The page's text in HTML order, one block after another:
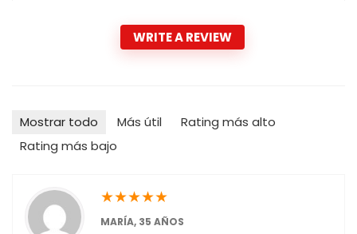
WRITE A REVIEW
Mostrar todo Más útil
Rating más alto
Rating más bajo
★★★★★
MARÍA, 35 AÑOS